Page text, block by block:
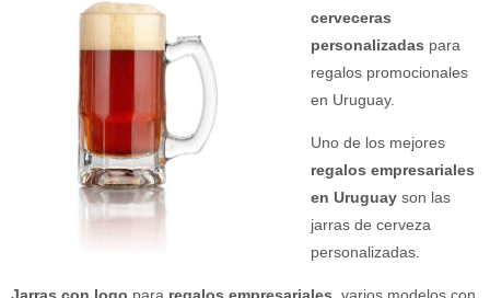
cerveceras
personalizadas para
regalos promocionales
en Uruguay.
Uno de los mejores
regalos empresariales
en Uruguay son las
jarras de cerveza
personalizadas.